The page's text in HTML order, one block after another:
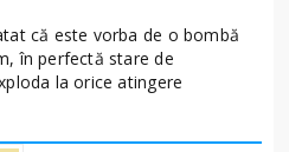
că este vorba de o bombă
în perfectă stare de
la orice atingere